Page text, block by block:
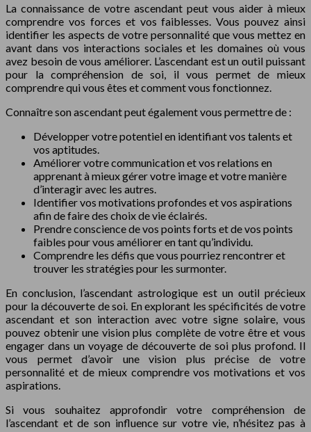
La connaissance de votre ascendant peut vous aider à mieux
comprendre vos forces et vos faiblesses. Vous pouvez ainsi
identifier les aspects de votre personnalité que vous mettez en
avant dans vos interactions sociales et les domaines où vous
avez besoin de vous améliorer. L’ascendant est un outil puissant
pour la compréhension de soi, il vous permet de mieux
comprendre qui vous êtes et comment vous fonctionnez.
Connaître son ascendant peut également vous permettre de :
Développer votre potentiel en identifiant vos talents et
vos aptitudes.
Améliorer votre communication et vos relations en
apprenant à mieux gérer votre image et votre manière
d’interagir avec les autres.
Identifier vos motivations profondes et vos aspirations
afin de faire des choix de vie éclairés.
Prendre conscience de vos points forts et de vos points
faibles pour vous améliorer en tant qu’individu.
Comprendre les défis que vous pourriez rencontrer et
trouver les stratégies pour les surmonter.
En conclusion, l’ascendant astrologique est un outil précieux
pour la découverte de soi. En explorant les spécificités de votre
ascendant et son interaction avec votre signe solaire, vous
pouvez obtenir une vision plus complète de votre être et vous
engager dans un voyage de découverte de soi plus profond. Il
vous permet d’avoir une vision plus précise de votre
personnalité et de mieux comprendre vos motivations et vos
aspirations.
Si vous souhaitez approfondir votre compréhension de
l’ascendant et de son influence sur votre vie, n’hésitez pas à